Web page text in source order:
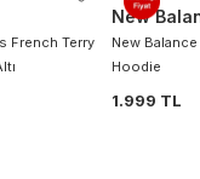
French Terry
New
New
Hoodie
1.999 TL